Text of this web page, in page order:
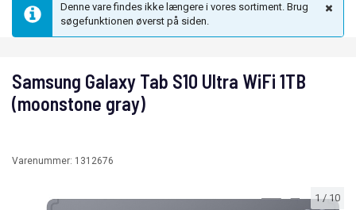
Denne vare findes ikke længere i vores sortiment. Brug
søgefunktionen øverst på siden.
1/10
Samsung Galaxy Tab S10 Ultra WiFi 1TB
(moonstone gray)
Varenummer: 1312676